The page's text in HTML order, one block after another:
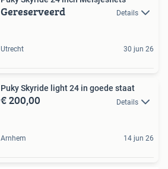
Gereserveerd Details
Utrecht 30 jun 26
Puky Skyride light 24 in goede staat
€ 200,00 Details
Arnhem 14 jun 26